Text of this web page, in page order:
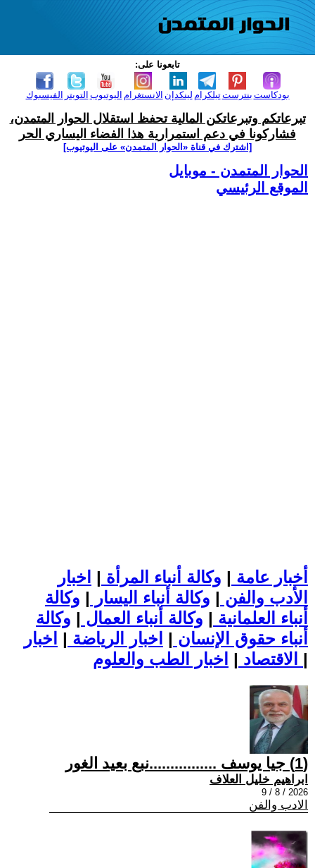
تابعونا على:
الفيسبوك التويتر اليوتيوب الانستغرام لينكدإن تيلكرامبنترست بودكاست
تبرعاتكم وتبرعاتكن المالية تحفظ استقلال الحوار المتمدن،
فشاركونا في دعم استمرارية هذا الفضاء اليساري الحر
[اشترك في قناة ‫«الحوار المتمدن» على اليوتيوب]
الحوار المتمدن - موبايل
الموقع الرئيسي
أخبار عامة | وكالة أنباء المرأة | اخبار
الأدب والفن | وكالة أنباء اليسار | وكالة
أنباء العلمانية | وكالة أنباء العمال | وكالة
أنباء حقوق الإنسان | اخبار الرياضة | اخبار
الاقتصاد | |
(1) جيا يوسف ................نبع بعيد الغور
ابراهيم خليل العلاف
2026 / 8 / 9
الادب والفن